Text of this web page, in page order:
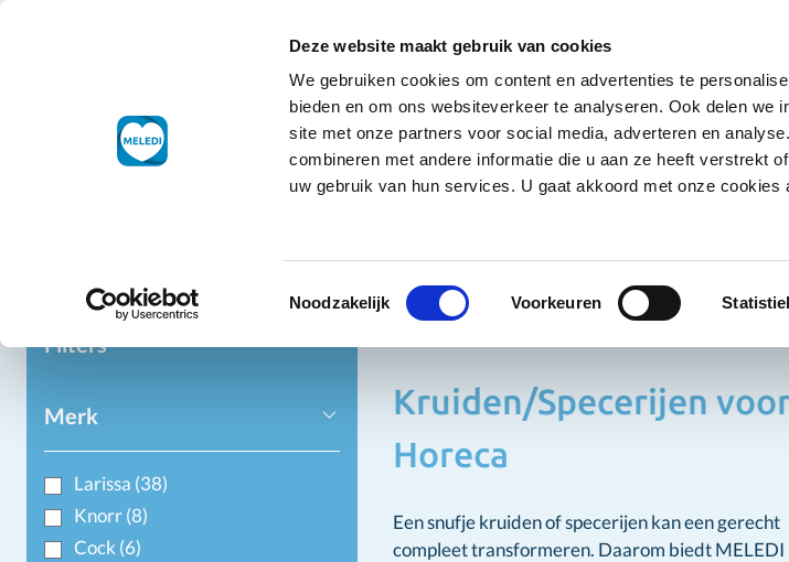
Deze website maakt gebruik van cookies
We gebruiken cookies om content en advertenties te
bieden en om ons websiteverkeer te analyseren. Ook delen we
site met onze partners voor social media, adverteren en
combineren met andere informatie die u aan ze heeft verstrekt
uw gebruik van hun services. U gaat akkoord met onze cookies
Toestemmingsselectie
Noodzakelijk Voorkeuren
Ga naar de inhoud
Droogwaren
Show submenu for
Koelproducten
Show
Home Droogwaren Kruiden/Specerijen
Kruiden/Specerijen
Filters
Merk
Larissa (38)
Knorr(8)
Cock (6)
Kruiden/Specerijen
Horeca
Een snufje kruiden of specerijen kan een gerecht
compleet transformeren. Daarom biedt MELEDI